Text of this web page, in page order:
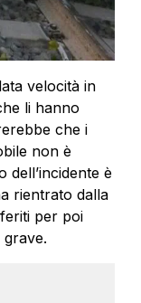
velocità in
li hanno
che i
non è
dell’incidente è
rientrato dalla
per poi